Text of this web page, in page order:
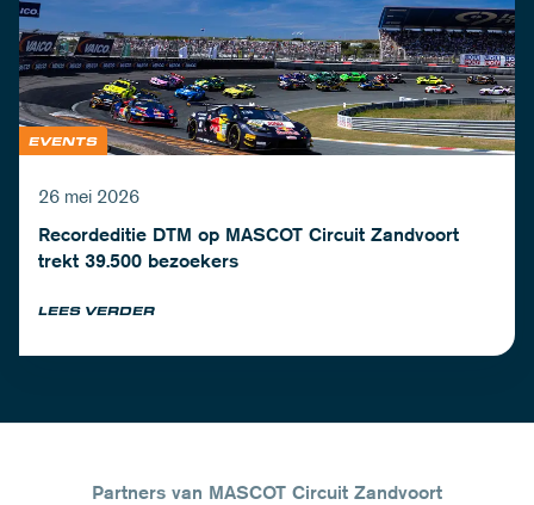
EVENTS
26 mei 2026
Recordeditie DTM op MASCOT Circuit Zandvoort
trekt 39.500 bezoekers
LEES VERDER
Partners van MASCOT Circuit Zandvoort